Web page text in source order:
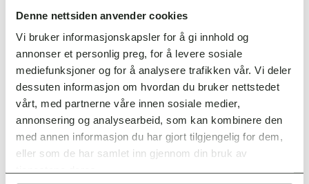
Denne nettsiden anvender cookies
Vi bruker informasjonskapsler for å gi innhold og
annonser et personlig preg, for å levere sosiale
mediefunksjoner og for å analysere trafikken vår. Vi deler
dessuten informasjon om hvordan du bruker nettstedet
vårt, med partnerne våre innen sosiale medier,
annonsering og analysearbeid, som kan kombinere den
med annen informasjon du har gjort tilgjengelig for dem,
eller som de har samlet inn gjennom din bruk av
tjenestene deres.
UX
ELEKTRISK